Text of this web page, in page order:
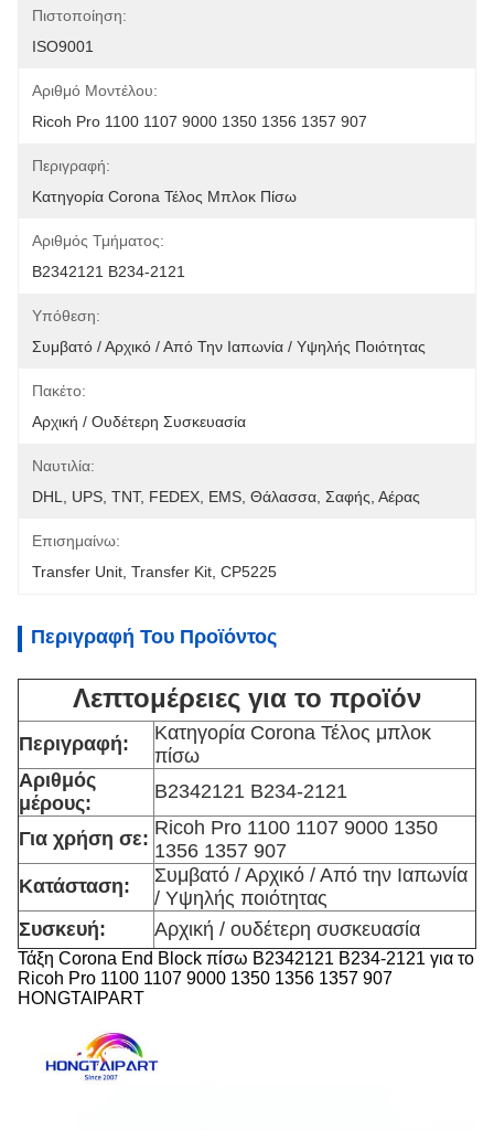
Πιστοποίηση:
ISO9001
Αριθμό Μοντέλου:
Ricoh Pro 1100 1107 9000 1350 1356 1357 907
Περιγραφή:
Κατηγορία Corona Τέλος Μπλοκ Πίσω
Αριθμός Τμήματος:
Β2342121 Β234-2121
Υπόθεση:
Συμβατό / Αρχικό / Από Την Ιαπωνία / Υψηλής Ποιότητας
Πακέτο:
Αρχική / Ουδέτερη Συσκευασία
Ναυτιλία:
DHL, UPS, TNT, FEDEX, EMS, Θάλασσα, Σαφής, Αέρας
Επισημαίνω:
Transfer Unit Transfer Kit CP5225
Περιγραφή Του Προϊόντος
Λεπτομέρειες για το προϊόν
Περιγραφή:
Κατηγορία Corona Τέλος μπλοκ
πίσω
Αριθμός
μέρους:
Β2342121 Β234-2121
Για χρήση σε: Ricoh Pro 1100 1107 9000 1350
1356 1357 907
Κατάσταση:
Συμβατό / Αρχικό / Από την Ιαπωνία
/ Υψηλής ποιότητας
Συσκευή:
Αρχική / ουδέτερη συσκευασία
Τάξη Corona End Block πίσω B2342121 B234-2121 για το
Ricoh Pro 1100 1107 9000 1350 1356 1357 907
HONGTAIPART